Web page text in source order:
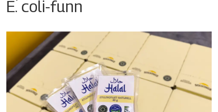
E. coli-funn